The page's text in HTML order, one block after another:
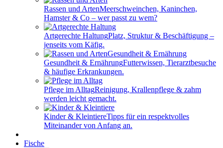
Rassen und ArtenMeerschweinchen, Kaninchen,
Hamster & Co – wer passt zu wem?
Artgerechte HaltungPlatz, Struktur & Beschäftigung –
jenseits vom Käfig.
Gesundheit & ErnährungFutterwissen, Tierarztbesuche
& häufige Erkrankungen.
Pflege im AlltagReinigung, Krallenpflege & zahm
werden leicht gemacht.
Kinder & KleintiereTipps für ein respektvolles
Miteinander von Anfang an.
Fische